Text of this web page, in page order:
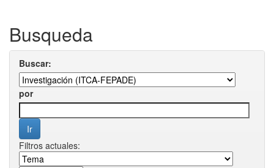
Busqueda
Buscar:
por
Filtros actuales: